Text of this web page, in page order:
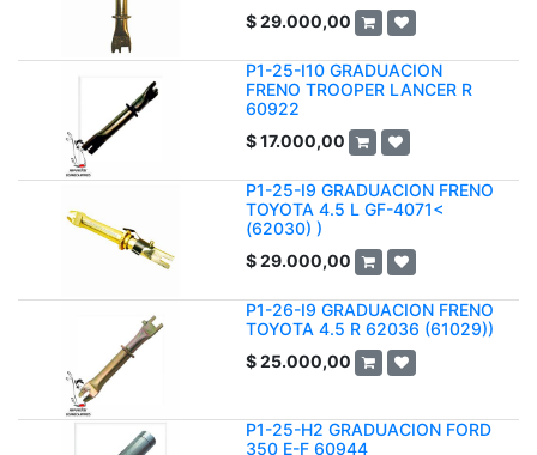
$29.000,00
P1-25-I10 GRADUACION
FRENO TROOPER LANCER R
60922
$17.000,00
P1-25-I9 GRADUACION FRENO
TOYOTA 4.5 L GF-4071<
(62030) )
$29.000,00
P1-26-I9 GRADUACION FRENO
TOYOTA 4.5 R 62036 (61029))
$25.000,00
P1-25-H2 GRADUACION FORD
350 E-F 60944